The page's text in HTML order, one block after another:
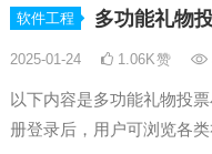
软件工程 多功能礼物
2025-01-24 1.06K赞
以下内容是多功能礼物投
册登录后，用户可浏览各